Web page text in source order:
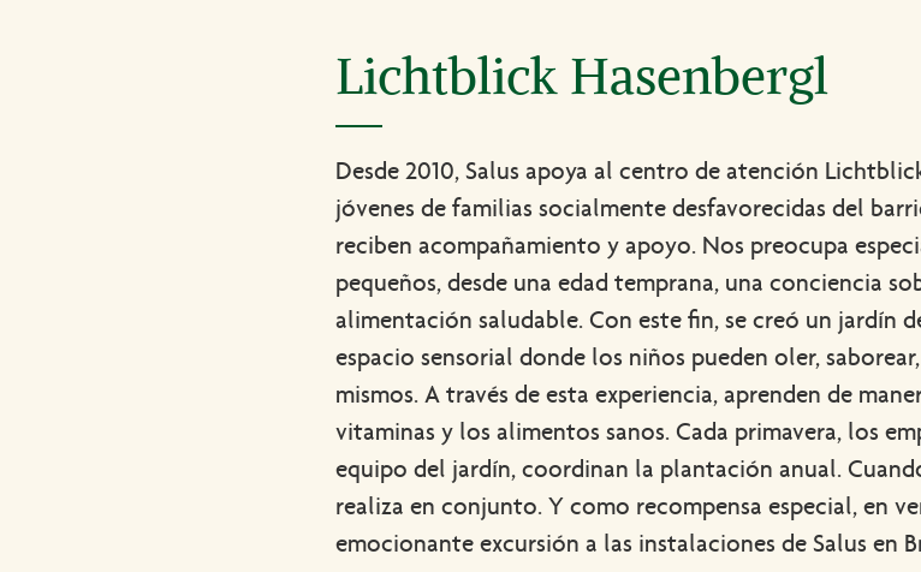
Lichtblick Hasenbergl
Desde 2010, Salus apoya al centro de atención
jóvenes de familias socialmente desfavorecidas del
reciben acompañamiento y apoyo. Nos preocupa
pequeños, desde una edad temprana, una conciencia
alimentación saludable. Con este fin, se creó un jardín
espacio sensorial donde los niños pueden oler,
mismos. A través de esta experiencia, aprenden de
vitaminas y los alimentos sanos. Cada primavera, los
equipo del jardín, coordinan la plantación anual.
realiza en conjunto. Y como recompensa especial, en
emocionante excursión a las instalaciones de Salus en